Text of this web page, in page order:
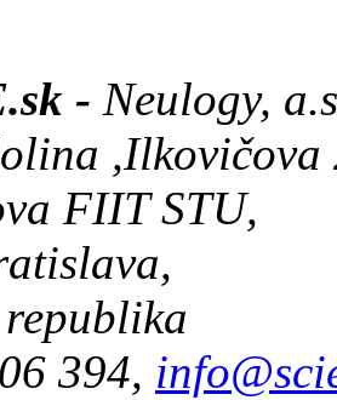
- Neulogy,
,Ilkovičova
FIIT STU,
394,